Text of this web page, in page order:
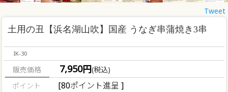
Tweet
土用の丑【浜名湖山吹】国産 うなぎ串蒲焼き3串
IK-30
販売価格 7,950円(税込)
[80ポイント進呈 ]